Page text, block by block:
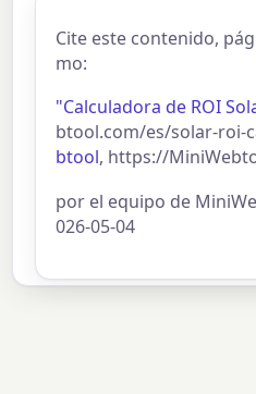
Cite este contenido,
mo:
"Calculadora de ROI
btool.com/es/solar-roi-
btool, https://
por el equipo de
026-05-04